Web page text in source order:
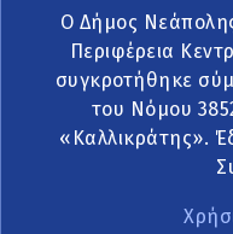
Ο Δήμος
Περιφέρεια
συγκροτήθηκε
του Νόμου
«Καλλικράτης».